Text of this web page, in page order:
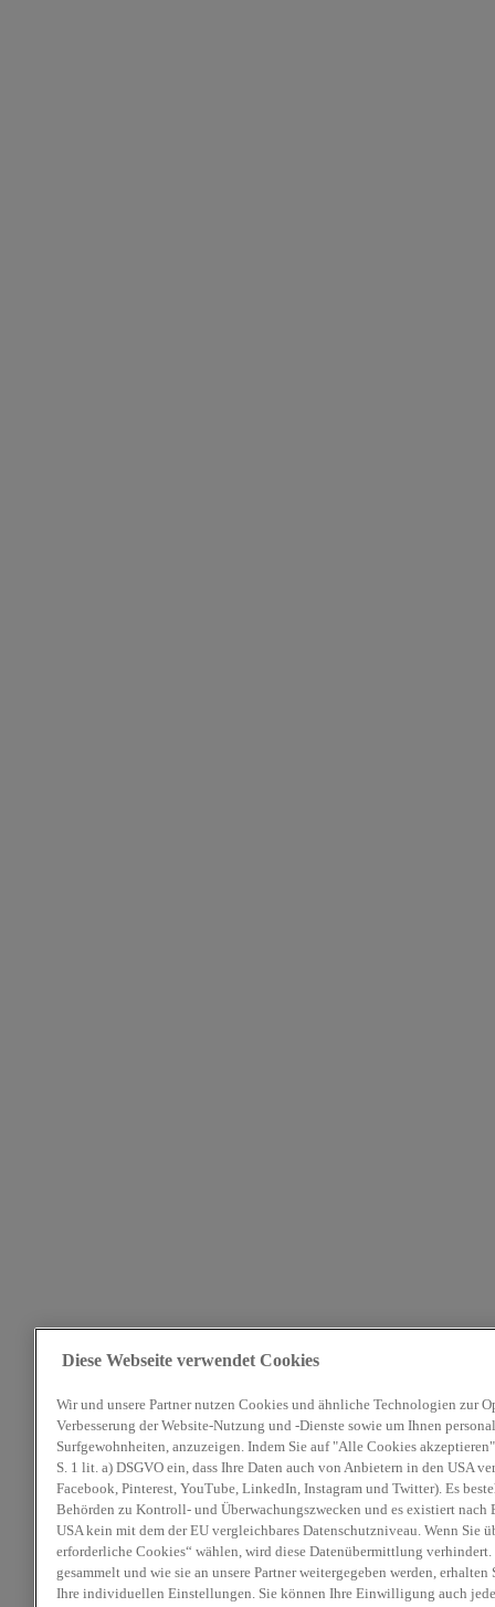
Diese Webseite verwendet Cookies
Wir und unsere Partner nutzen Cookies und ähnliche Technologien zur
Verbesserung der Website-Nutzung und -Dienste sowie um Ihnen
Surfgewohnheiten, anzuzeigen. Indem Sie auf "Alle Cookies
S. 1 lit. a) DSGVO ein, dass Ihre Daten auch von Anbietern in den USA
Facebook, Pinterest, YouTube, LinkedIn, Instagram und Twitter). Es
Behörden zu Kontroll- und Überwachungszwecken und es existiert nach
USA kein mit dem der EU vergleichbares Datenschutzniveau. Wenn Sie
erforderliche Cookies“ wählen, wird diese Datenübermittlung
gesammelt und wie sie an unsere Partner weitergegeben werden,
Ihre individuellen Einstellungen. Sie können Ihre Einwilligung auch